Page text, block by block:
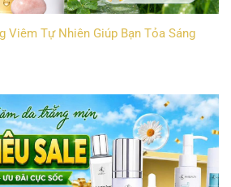
Viêm Tự Nhiên Giúp Bạn Tỏa Sáng